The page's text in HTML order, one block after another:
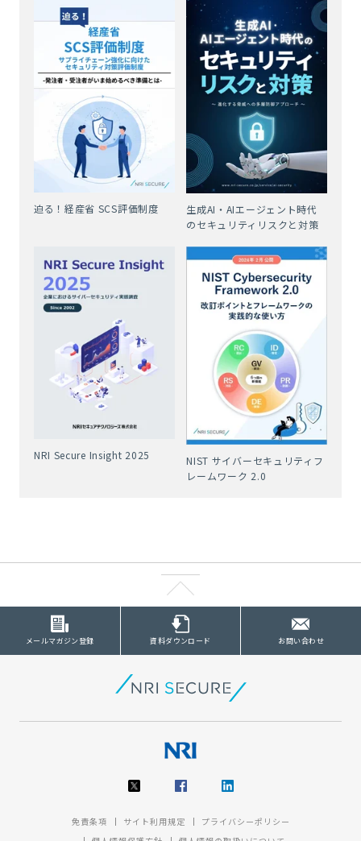
迫る！経産省 SCS評価制度
生成AI・AIエージェント時代
のセキュリティリスクと対策
NRI Secure Insight 2025
NIST サイバーセキュリティフ
レームワーク 2.0
メールマガジン登録 資料ダウンロード お問い合わせ
免責条項 サイト利用規定
プライバシーポリシー